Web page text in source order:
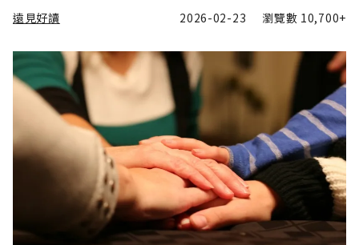
遠見好讀 2026-02-23 瀏覽數 10,700+